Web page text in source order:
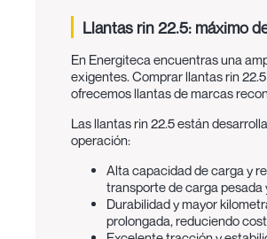
Llantas rin 22.5: máximo
En Energiteca encuentras una
exigentes. Comprar llantas rin
ofrecemos llantas de marcas
Las llantas rin 22.5 están
operación:
Alta capacidad de carga y
transporte de carga pesada
Durabilidad y mayor
prolongada, reduciendo